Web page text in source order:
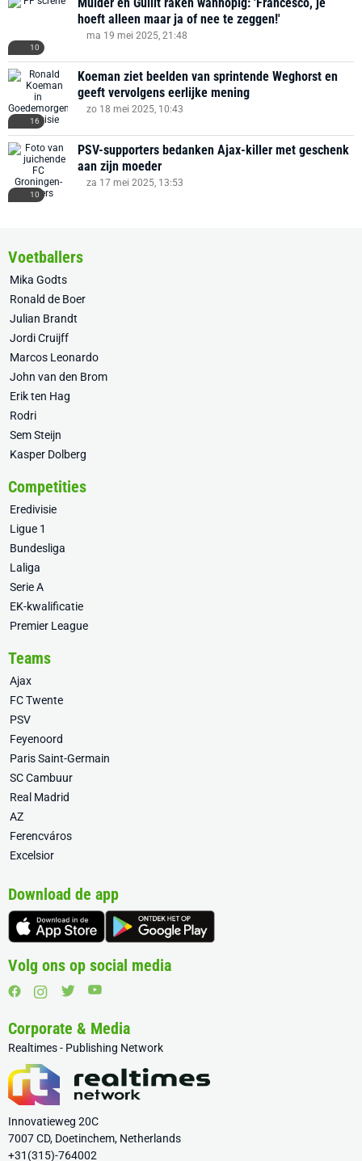
10
hoeft alleen maar ja of nee te zeggen!'
ma 19 mei 2025, 21:48
16
Koeman ziet beelden van sprintende Weghorst en
geeft vervolgens eerlijke mening
zo 18 mei 2025, 10:43
10
PSV-supporters bedanken Ajax-killer met geschenk
aan zijn moeder
za 17 mei 2025, 13:53
Voetballers
Mika Godts
Ronald de Boer
Julian Brandt
Jordi Cruijff
Marcos Leonardo
John van den Brom
Erik ten Hag
Rodri
Sem Steijn
Kasper Dolberg
Competities
Eredivisie
Ligue 1
Bundesliga
Laliga
Serie A
EK-kwalificatie
Premier League
Teams
Ajax
FC Twente
PSV
Feyenoord
Paris Saint-Germain
SC Cambuur
Real Madrid
AZ
Ferencváros
Excelsior
Download de app
Volg ons op social media
Corporate & Media
Realtimes - Publishing Network
Innovatieweg 20C
7007 CD, Doetinchem, Netherlands
+31(315)-764002